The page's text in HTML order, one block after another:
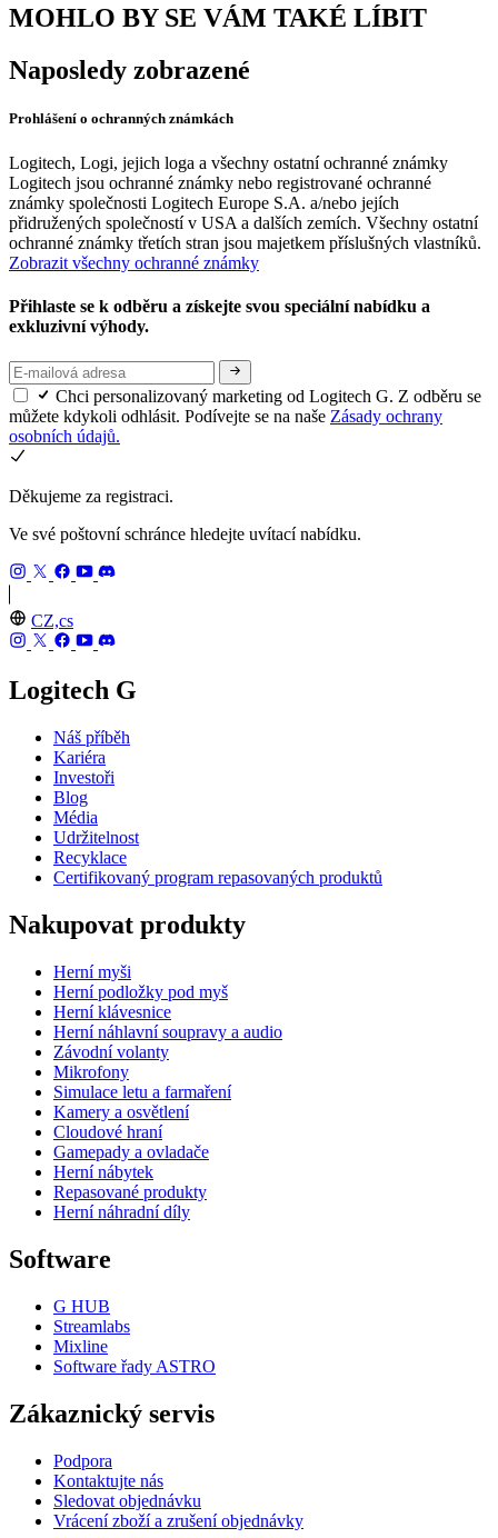
MOHLO BY SE VÁM TAKÉ LÍBIT
Naposledy zobrazené
Prohlášení o ochranných známkách
Logitech, Logi, jejich loga a všechny ostatní ochranné známky
Logitech jsou ochranné známky nebo registrované ochranné
známky společnosti Logitech Europe S.A. a/nebo jejích
přidružených společností v USA a dalších zemích. Všechny ostatní
ochranné známky třetích stran jsou majetkem příslušných vlastníků.
Zobrazit všechny ochranné známky
Přihlaste se k odběru a získejte svou speciální nabídku a
exkluzivní výhody.
Chci personalizovaný marketing od Logitech G. Z odběru se
můžete kdykoli odhlásit. Podívejte se na naše Zásady ochrany
osobních údajů.
Děkujeme za registraci.
Ve své poštovní schránce hledejte uvítací nabídku.
CZ,cs
Logitech G
Náš příběh
Kariéra
Investoři
Blog
Média
Udržitelnost
Recyklace
Certifikovaný program repasovaných produktů
Nakupovat produkty
Herní myši
Herní podložky pod myš
Herní klávesnice
Herní náhlavní soupravy a audio
Závodní volanty
Mikrofony
Simulace letu a farmaření
Kamery a osvětlení
Cloudové hraní
Gamepady a ovladače
Herní nábytek
Repasované produkty
Herní náhradní díly
Software
G HUB
Streamlabs
Mixline
Software řady ASTRO
Zákaznický servis
Podpora
Kontaktujte nás
Sledovat objednávku
Vrácení zboží a zrušení objednávky